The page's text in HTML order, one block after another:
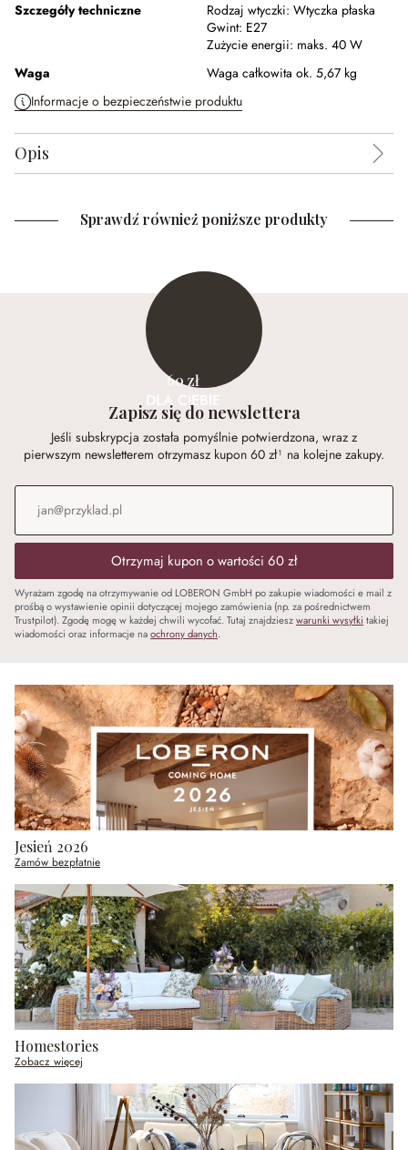
Szczegóły techniczne
Rodzaj wtyczki: Wtyczka płaska
Gwint: E27
Zużycie energii: maks. 40 W
Waga
Waga całkowita ok. 5,67 kg
Informacje o bezpieczeństwie produktu
Opis
Sprawdź również poniższe produkty
60 zł
DLA CIEBIE
Zapisz się do newslettera
Jeśli subskrypcja została pomyślnie potwierdzona, wraz z
pierwszym newsletterem otrzymasz kupon 60 zł¹ na kolejne zakupy.
Adres e-mail
Otrzymaj kupon o wartości 60 zł
Wyrażam zgodę na otrzymywanie od LOBERON GmbH po zakupie wiadomości e mail z
prośbą o wystawienie opinii dotyczącej mojego zamówienia (np. za pośrednictwem
Trustpilot). Zgodę mogę w każdej chwili wycofać. Tutaj znajdzieszwarunki wysyłki takiej
wiadomości oraz informacje naochrony danych.
Jesień 2026
Zamów bezpłatnie
Homestories
Zobacz więcej